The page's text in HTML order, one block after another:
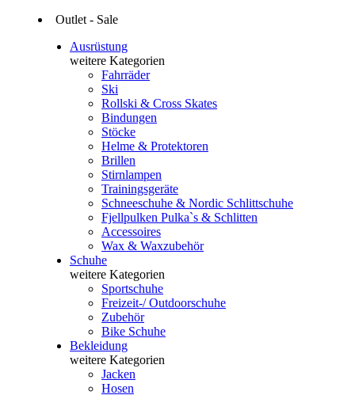
Outlet - Sale
Ausrüstung
weitere Kategorien
Fahrräder
Ski
Rollski & Cross Skates
Bindungen
Stöcke
Helme & Protektoren
Brillen
Stirnlampen
Trainingsgeräte
Schneeschuhe & Nordic Schlittschuhe
Fjellpulken Pulka`s & Schlitten
Accessoires
Wax & Waxzubehör
Schuhe
weitere Kategorien
Sportschuhe
Freizeit-/ Outdoorschuhe
Zubehör
Bike Schuhe
Bekleidung
weitere Kategorien
Jacken
Hosen